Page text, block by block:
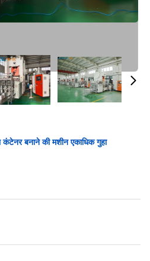
कंटेनर बनाने की मशीन एकाधिक गुहा